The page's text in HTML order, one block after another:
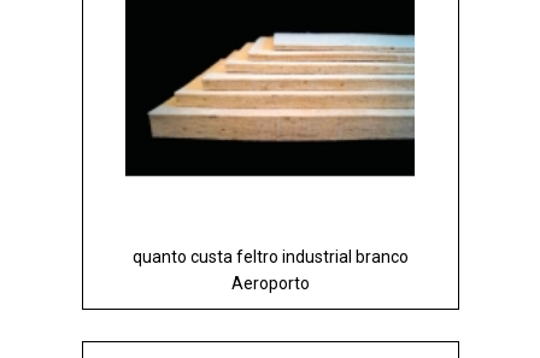
quanto custa feltro industrial branco
Aeroporto